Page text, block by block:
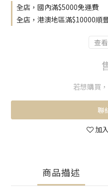
全店，國內滿$5000免運費
全店，港澳地區滿$10000順
查
若想購買
聯
加
商品描述